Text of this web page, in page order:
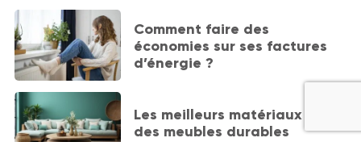
Comment faire des
économies sur ses factures
d’énergie ?
Les meilleurs matériaux pour
des meubles durables